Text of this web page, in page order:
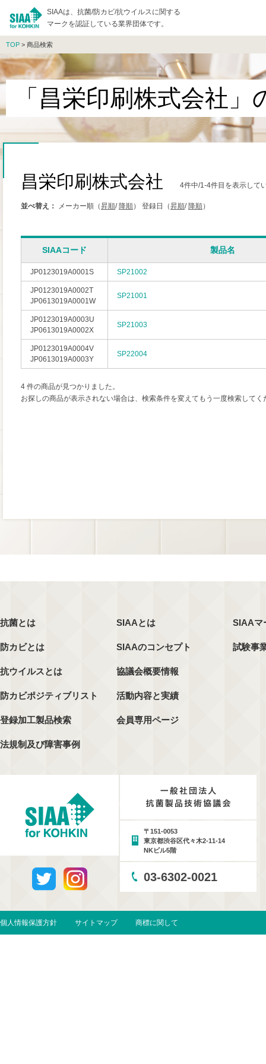
SIAAは、抗菌/防カビ/抗ウイルスに関する
マークを認証している業界団体です。
TOP > 商品検索
「昌栄印刷株式会社」
昌栄印刷株式会社 4件中/1-4件目を表示して
並べ替え： メーカー順（昇順/ 降順） 登録日（昇順/ 降順）
SIAAコード 製品名
JP0123019A0001S SP21002
JP0123019A0002T
JP0613019A0001W
SP21001
JP0123019A0003U
JP0613019A0002X
SP21003
JP0123019A0004V
JP0613019A0003Y
SP22004
4 件の商品が見つかりました。
お探しの商品が表示されない場合は、検索条件を変えてもう一度検索してく
抗菌とは
防カビとは
抗ウイルスとは
防カビポジティブリスト
登録加工製品検索
法規制及び障害事例
SIAAとは
SIAAのコンセプト
協議会概要情報
活動内容と実績
会員専用ページ
SIAAマ
試験事
〒151-0053
東京都渋谷区代々木2-11-14
NKビル5階
03-6302-0021
個人情報保護方針 サイトマップ 商標に関して